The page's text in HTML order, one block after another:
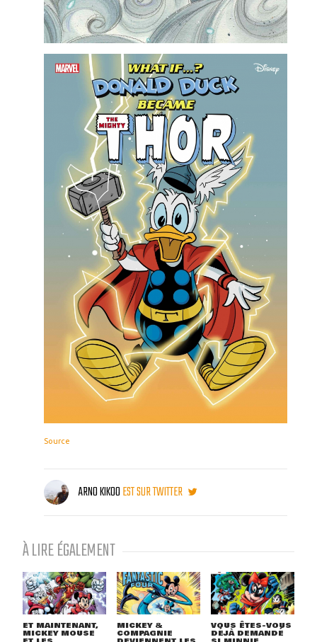
Source
ARNO KIKOOEST SUR TWITTER
À LIRE ÉGALEMENT
ET MAINTENANT,
MICKEY MOUSE
MICKEY &
COMPAGNIE
VOUS ÊTES-VOUS
DÉJÀ DEMANDÉ